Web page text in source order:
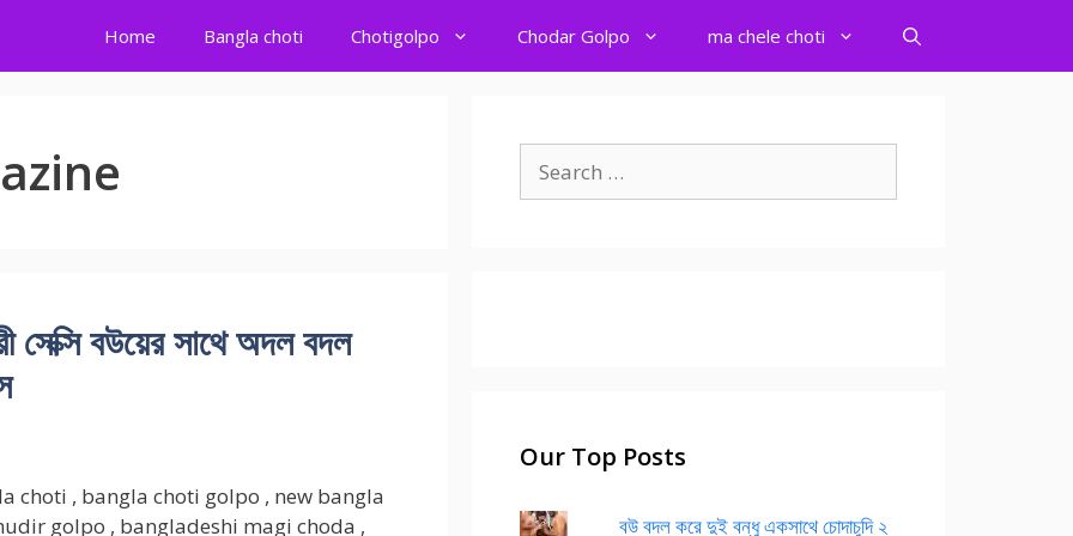
Home Bangla choti Chotigolpo Chodar Golpo ma chele choti
বউয়ের সাথে অদল বদল
choti , bangla choti golpo , new bangla
golpo , bangladeshi magi choda ,
for:
Our Top Posts
বউ বদল করে দুই বন্ধু একসাথে চোদাচুদি ২